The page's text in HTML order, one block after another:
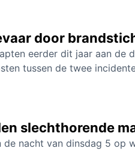
door
eerder dit jaar aan
tussen de twee
slechthorende
de nacht van dinsdag 5 op